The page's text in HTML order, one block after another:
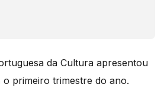
da Cultura apresentou
primeiro trimestre do ano.